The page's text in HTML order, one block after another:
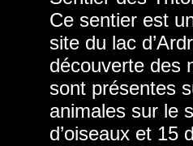
Ce sentier est
site du lac
découverte des
sont présentes
animales sur le
d’oiseaux et 15